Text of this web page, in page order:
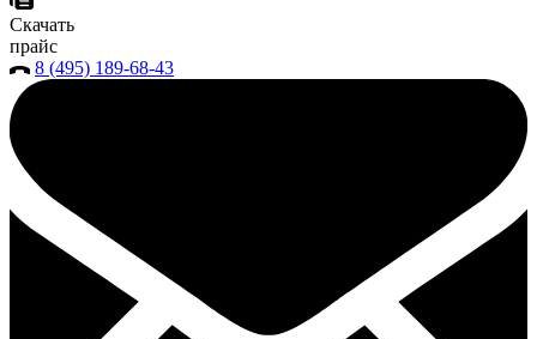
Скачать
прайс
8 (495) 189-68-43